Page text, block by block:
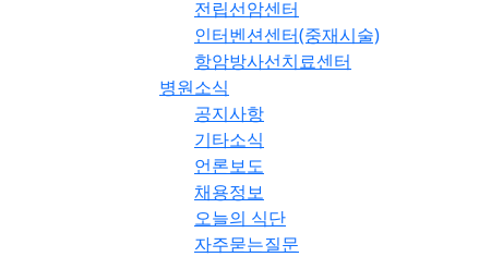
전립선암센터
인터벤션센터(중재시술)
항암방사선치료센터
병원소식
공지사항
기타소식
언론보도
채용정보
오늘의 식단
자주묻는질문